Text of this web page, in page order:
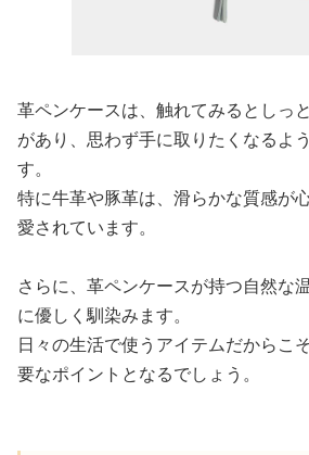
革ペンケースは、触れてみるとしっ
があり、思わず手に取りたくなるよ
す。
特に牛革や豚革は、滑らかな質感が
愛されています。
さらに、革ペンケースが持つ自然な
に優しく馴染みます。
日々の生活で使うアイテムだからこ
要なポイントとなるでしょう。